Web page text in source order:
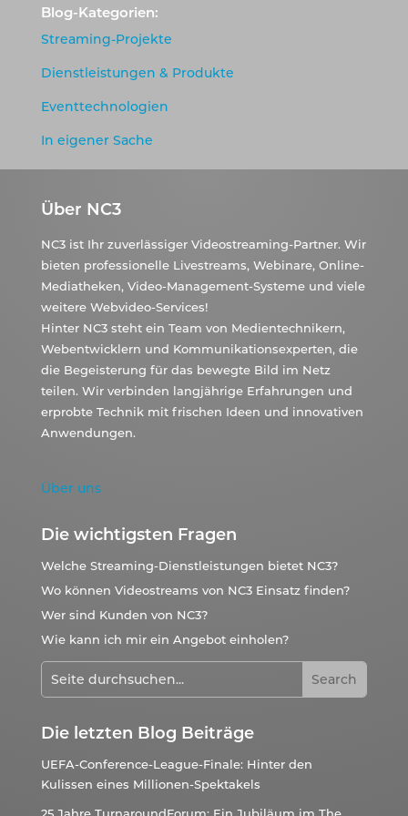
Blog-Kategorien:
Streaming-Projekte
Dienstleistungen & Produkte
Eventtechnologien
In eigener Sache
Über NC3
NC3 ist Ihr zuverlässiger Videostreaming-Partner. Wir
bieten professionelle Livestreams, Webinare, Online-
Mediatheken, Video-Management-Systeme und viele
weitere Webvideo-Services!
Hinter NC3 steht ein Team von Medientechnikern,
Webentwicklern und Kommunikationsexperten, die
die Begeisterung für das bewegte Bild im Netz
teilen. Wir verbinden langjährige Erfahrungen und
erprobte Technik mit frischen Ideen und innovativen
Anwendungen.
Über uns
Die wichtigsten Fragen
Welche Streaming-Dienstleistungen bietet NC3?
Wo können Videostreams von NC3 Einsatz finden?
Wer sind Kunden von NC3?
Wie kann ich mir ein Angebot einholen?
Die letzten Blog Beiträge
UEFA-Conference-League-Finale: Hinter den
Kulissen eines Millionen-Spektakels